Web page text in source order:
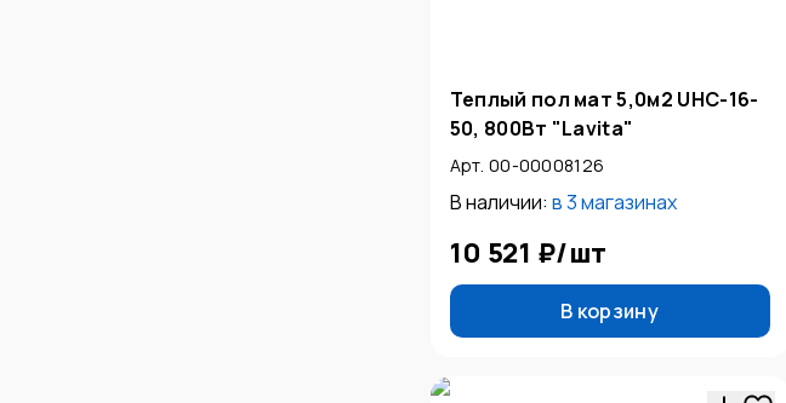
Теплый пол мат 5,0м2 UНС-16-
50, 800Вт "Lavita"
Арт. 00-00008126
В наличии: в3 магазинах
10 521 ₽/шт
В корзину